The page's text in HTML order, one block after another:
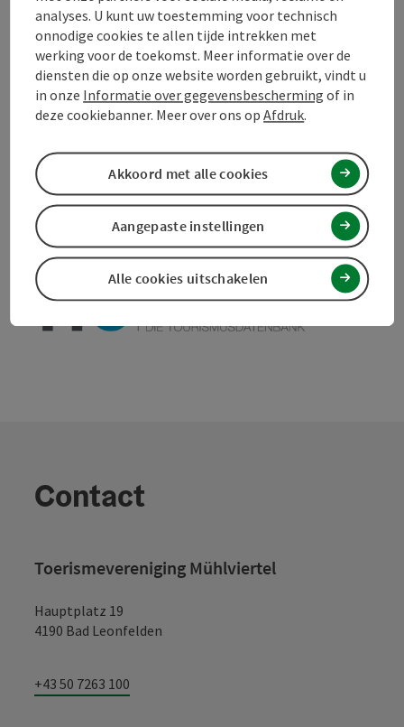
Toegankelijkheid
Bijdrage aankruisen
Naar favorieten In de buurt
powered by
Contact
Toerismevereniging Mühlviertel
Hauptplatz 19
4190 Bad Leonfelden
+43 50 7263 100
analyses. U kunt uw toestemming voor technisch
onnodige cookies te allen tijde intrekken met
werking voor de toekomst. Meer informatie over de
diensten die op onze website worden gebruikt, vindt u
in onze Informatie over gegevensbescherming of in
deze cookiebanner. Meer over ons opAfdruk.
Alle cookies uitschakelen
Aangepaste instellingen
Akkoord met alle cookies